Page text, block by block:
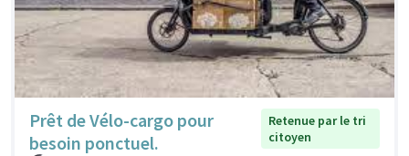
Prêt de Vélo-cargo pour
besoin ponctuel.
Retenue par le tri
citoyen